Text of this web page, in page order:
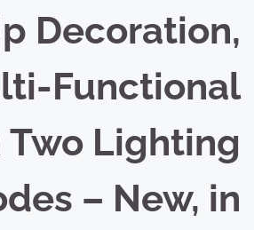
Decoration,
Functional
Lighting
– New, in